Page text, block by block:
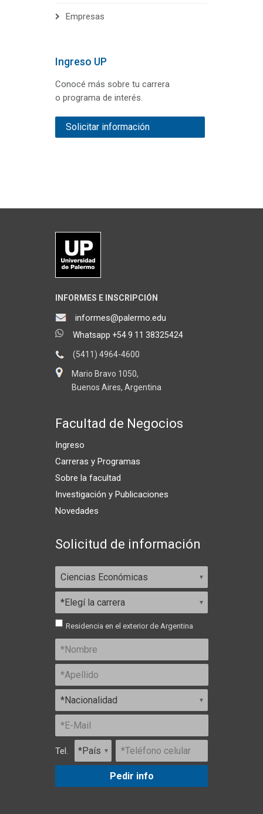
Empresas
Ingreso UP
Conocé más sobre tu carrera
o programa de interés.
Solicitar información
INFORMES E INSCRIPCIÓN
informes@palermo.edu
Whatsapp +54 9 11 38325424
(5411) 4964-4600
Mario Bravo 1050,
Buenos Aires, Argentina
Facultad de Negocios
Ingreso
Carreras y Programas
Sobre la facultad
Investigación y Publicaciones
Novedades
Solicitud de información
Residencia en el exterior de Argentina
Tel.
Pedir info